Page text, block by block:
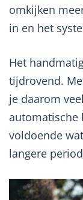
omkijken
in en het
Het
tijdrovend.
je daarom
automatische
voldoende
langere